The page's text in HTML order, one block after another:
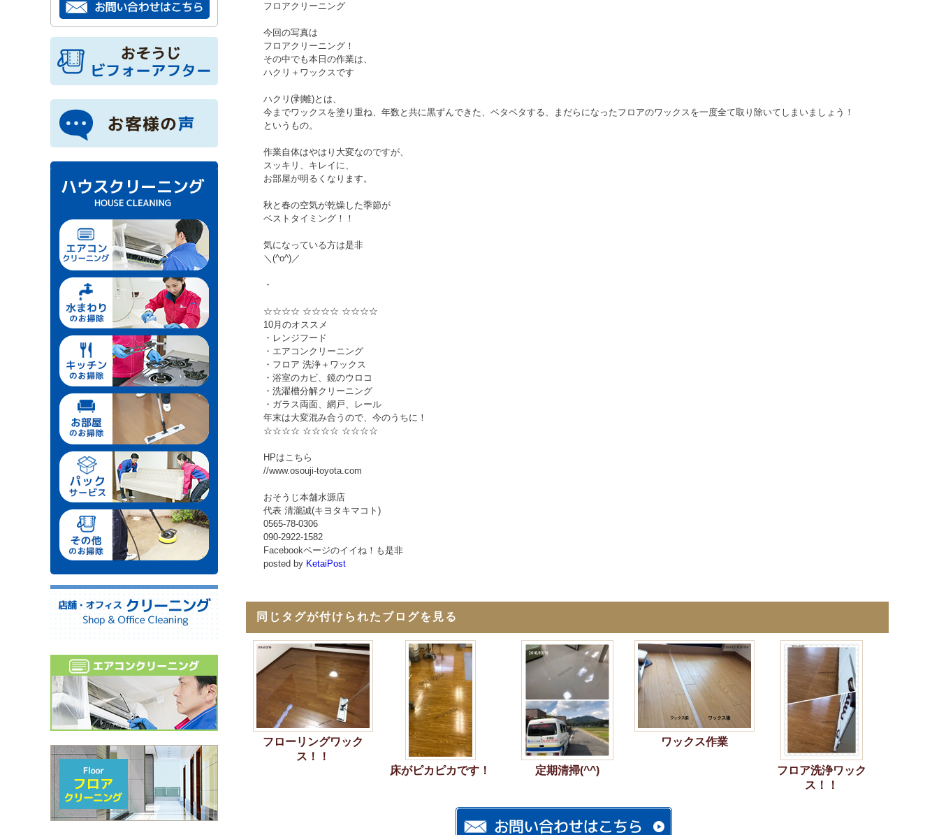
フロアクリーニング
今回の写真は
フロアクリーニング！
その中でも本日の作業は、
ハクリ＋ワックスです
ハクリ(剥離)とは、
今までワックスを塗り重ね、年数と共に黒ずんできた、ベタベタする、まだらになったフロアのワックスを一度全て取り除いてしまいましょう！
というもの。
作業自体はやはり大変なのですが、
スッキリ、キレイに、
お部屋が明るくなります。
秋と春の空気が乾燥した季節が
ベストタイミング！！
気になっている方は是非
＼(^o^)／
・
☆☆☆☆ ☆☆☆☆ ☆☆☆☆
10月のオススメ
・レンジフード
・エアコンクリーニング
・フロア 洗浄＋ワックス
・浴室のカビ、鏡のウロコ
・洗濯槽分解クリーニング
・ガラス両面、網戸、レール
年末は大変混み合うので、今のうちに！
☆☆☆☆ ☆☆☆☆ ☆☆☆☆
HPはこちら
//www.osouji-toyota.com
おそうじ本舗水源店
代表 清瀧誠(キヨタキマコト)
0565-78-0306
090-2922-1582
Facebookページのイイね！も是非
posted by KetaiPost
同じタグが付けられたブログを見る
フローリングワック
ス！！
床がピカピカです！
定期清掃(^^)
ワックス作業
フロア洗浄ワック
ス！！